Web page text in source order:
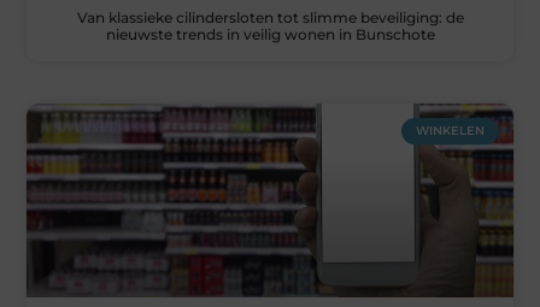
Van klassieke cilindersloten tot slimme beveiliging: de
nieuwste trends in veilig wonen in Bunschote
WINKELEN